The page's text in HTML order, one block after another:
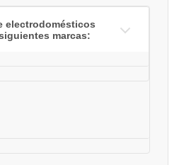
electrodomésticos
marcas: